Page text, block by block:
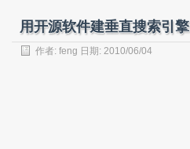
用开源软件建垂直搜索引擎
作者: feng 日期: 2010/06/04